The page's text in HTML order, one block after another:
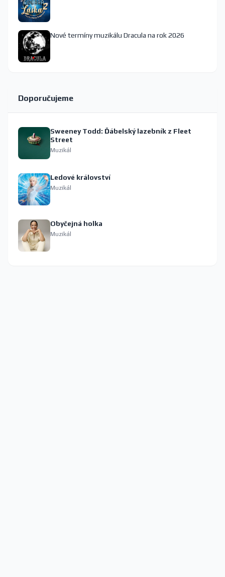
Nové termíny muzikálu Dracula na rok 2026
Doporučujeme
Sweeney Todd: Ďábelský lazebník z Fleet
Street
Muzikál
Ledové království
Muzikál
Obyčejná holka
Muzikál